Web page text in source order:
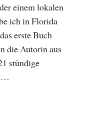
einem lokalen
ich in Florida
erste Buch
die Autorin aus
stündige
…